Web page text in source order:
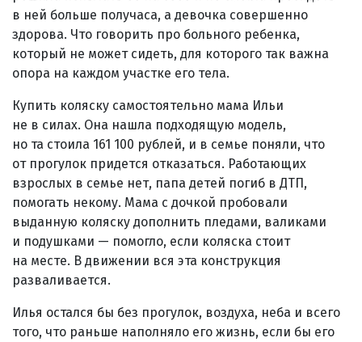
в ней больше получаса, а девочка совершенно
здорова. Что говорить про больного ребенка,
который не может сидеть, для которого так важна
опора на каждом участке его тела.
Купить коляску самостоятельно мама Ильи
не в силах. Она нашла подходящую модель,
но та стоила 161 100 рублей, и в семье поняли, что
от прогулок придется отказаться. Работающих
взрослых в семье нет, папа детей погиб в ДТП,
помогать некому. Мама с дочкой пробовали
выданную коляску дополнить пледами, валиками
и подушками — помогло, если коляска стоит
на месте. В движении вся эта конструкция
разваливается.
Илья остался бы без прогулок, воздуха, неба и всего
того, что раньше наполняло его жизнь, если бы его